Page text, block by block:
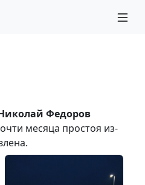
Федоров
месяца простоя из-